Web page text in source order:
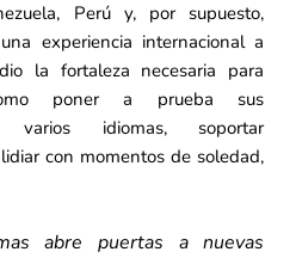
Perú y, por supuesto,
experiencia internacional a
la fortaleza necesaria para
poner a prueba sus
varios idiomas, soportar
con momentos de soledad,
abre puertas a nuevas